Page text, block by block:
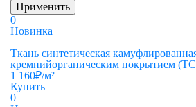
0
Новинка
Ткань синтетическая
кремнийорганическим покрытием
1 160₽/м²
Купить
0